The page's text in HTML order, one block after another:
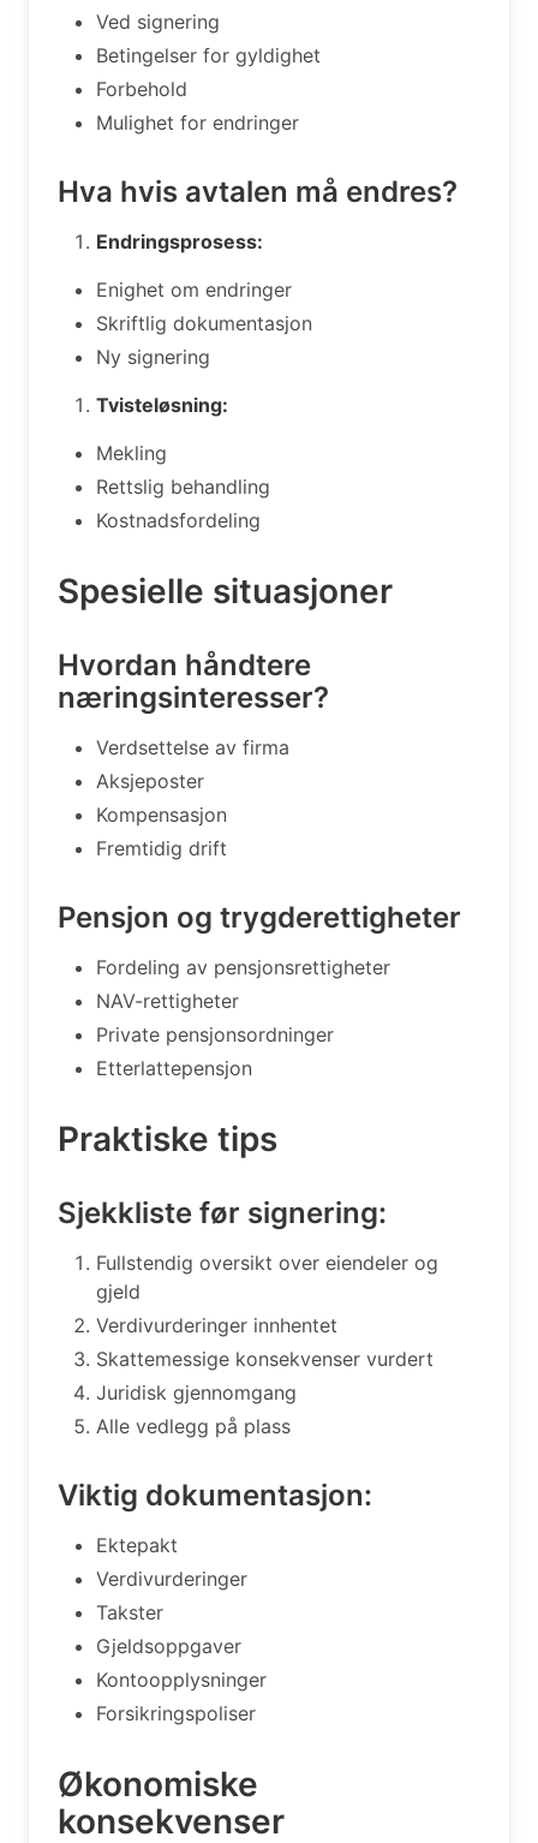
Ved signering
Betingelser for gyldighet
Forbehold
Mulighet for endringer
Hva hvis avtalen må endres?
Endringsprosess:
Enighet om endringer
Skriftlig dokumentasjon
Ny signering
Tvisteløsning:
Mekling
Rettslig behandling
Kostnadsfordeling
Spesielle situasjoner
Hvordan håndtere
næringsinteresser?
Verdsettelse av firma
Aksjeposter
Kompensasjon
Fremtidig drift
Pensjon og trygderettigheter
Fordeling av pensjonsrettigheter
NAV-rettigheter
Private pensjonsordninger
Etterlattepensjon
Praktiske tips
Sjekkliste før signering:
Fullstendig oversikt over eiendeler og
gjeld
Verdivurderinger innhentet
Skattemessige konsekvenser vurdert
Juridisk gjennomgang
Alle vedlegg på plass
Viktig dokumentasjon:
Ektepakt
Verdivurderinger
Takster
Gjeldsoppgaver
Kontoopplysninger
Forsikringspoliser
Økonomiske
konsekvenser